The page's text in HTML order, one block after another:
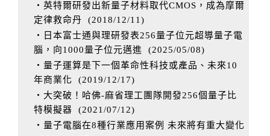
‧英特爾研發出新量子材料取代CMOS，成為摩爾
定律救命丹 (2018/12/11 )
‧日本富士通與理研發表256量子位元超導量子電
腦，向1000量子位元邁進 (2025/05/08)
‧量子運算是下一個革命性科技或產品、未來10
年商業化 (2019/12/17)
‧大突破！哈佛-麻省理工團隊開發256個量子比
特模擬器 (2021/07/12)
‧量子電腦在8種行業應用案例 未來將有重大變化